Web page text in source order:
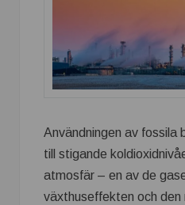
Användningen av fossila
till stigande
atmosfär – en av de
växthuseffekten och den